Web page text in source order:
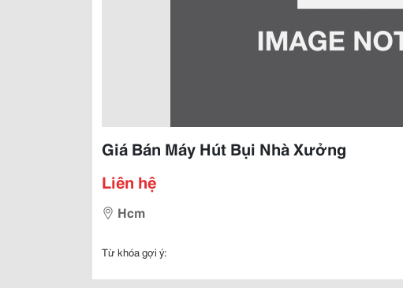
Giá Bán Máy Hút Bụi Nhà Xưởng
Liên hệ
Hcm
Từ khóa gợi ý: